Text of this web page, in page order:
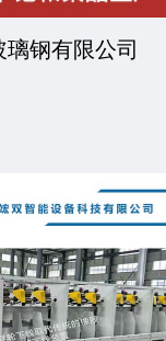
钢有限公司